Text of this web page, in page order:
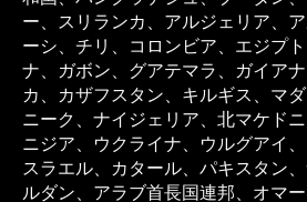
ー、スリランカ、アルジェリア、
ーシ、チリ、コロンビア、エジプ
ナ、ガボン、グアテマラ、ガイア
カ、カザフスタン、キルギス、マ
ニーク、ナイジェリア、北マケド
ニジア、ウクライナ、ウルグアイ
スラエル、カタール、パキスタン
ルダン、アラブ首長国連邦、オマ